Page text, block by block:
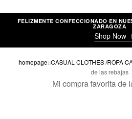
FELIZMENTE CONFECCIONADO EN
ZARAGOZA
Shop Now
homepage CASUAL CLOTHES /ROPA
de las rebajas
Mi compra favorita de